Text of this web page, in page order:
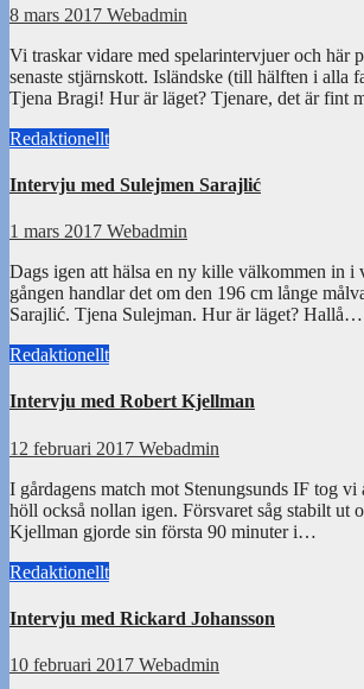
8 mars 2017 Webadmin
Vi traskar vidare med spelarintervjuer och här
senaste stjärnskott. Isländske (till hälften i alla
Tjena Bragi! Hur är läget? Tjenare, det är fint
Redaktionellt
Intervju med Sulejmen Sarajlić
1 mars 2017 Webadmin
Dags igen att hälsa en ny kille välkommen in i
gången handlar det om den 196 cm långe
Sarajlić. Tjena Sulejman. Hur är läget? Hallå…
Redaktionellt
Intervju med Robert Kjellman
12 februari 2017 Webadmin
I gårdagens match mot Stenungsunds IF tog vi
höll också nollan igen. Försvaret såg stabilt ut
Kjellman gjorde sin första 90 minuter i…
Redaktionellt
Intervju med Rickard Johansson
10 februari 2017 Webadmin